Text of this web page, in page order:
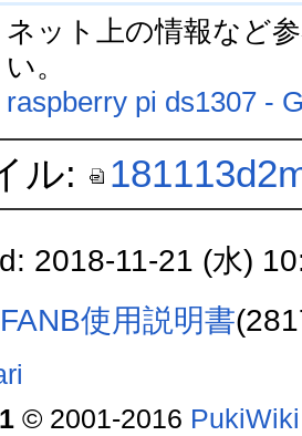
ネット上の情報など
い。
raspberry pi ds1307 -
ル:
2018-11-21 (水)
使用説明書
© 2001-2016